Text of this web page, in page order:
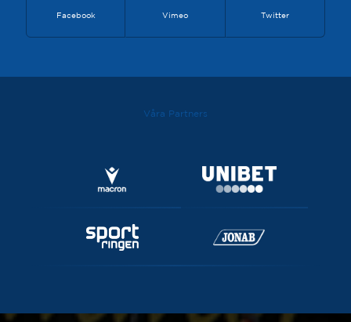
Facebook Vimeo Twitter
Våra Partners